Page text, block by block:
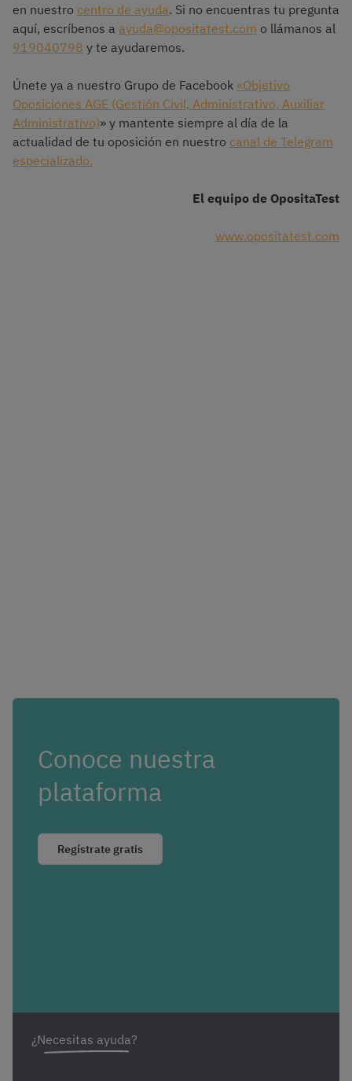
en nuestro centro de ayuda. Si no encuentras tu pregunta
aquí, escríbenos a ayuda@opositatest.com o llámanos al
919040798 y te ayudaremos.
Únete ya a nuestro Grupo de Facebook «Objetivo
Oposiciones AGE (Gestión Civil, Administrativo, Auxiliar
Administrativo)» y mantente siempre al día de la
actualidad de tu oposición en nuestro canal de Telegram
especializado.
El equipo de OpositaTest
www.opositatest.com
Conoce nuestra
plataforma
Regístrate gratis
¿Necesitas ayuda?